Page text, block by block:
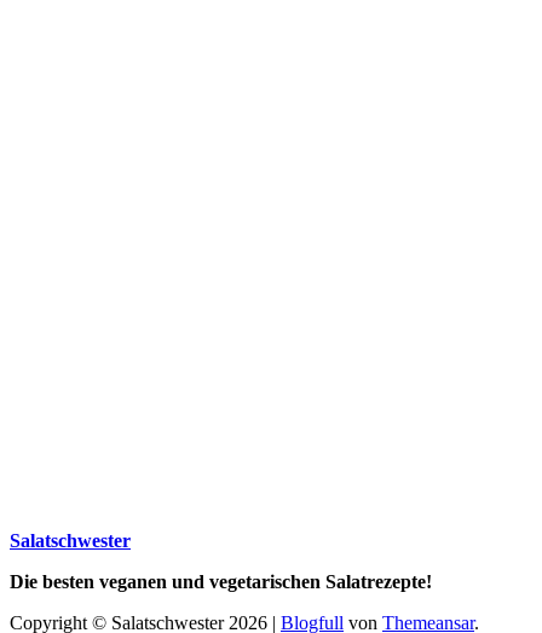
Salatschwester
Die besten veganen und vegetarischen Salatrezepte!
Copyright © Salatschwester 2026 | Blogfull von Themeansar.